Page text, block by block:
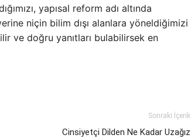
yapısal reform adı altında
niçin bilim dışı alanlara yöneldiğimizi
ve doğru yanıtları bulabilirsek en
Sonraki İçerik
Cinsiyetçi Dilden Ne Kadar Uzağız